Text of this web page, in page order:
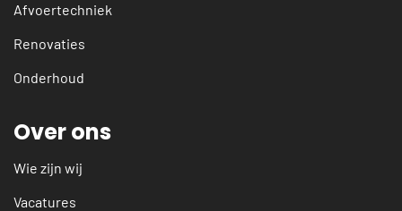
Afvoertechniek
Renovaties
Onderhoud
Over ons
Wie zijn wij
Vacatures